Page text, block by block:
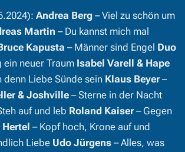
Andrea Berg – Viel zu schön um
Martin – Du kannst mich mal
Kapusta – Männer sind Engel Duo
ein neuer Traum Isabel Varell & Hape
denn Liebe Sünde sein Klaus Beyer –
& Joshville – Sterne in der Nacht
auf und leb Roland Kaiser – Gegen
– Kopf hoch, Krone auf und
Liebe Udo Jürgens – Alles, was